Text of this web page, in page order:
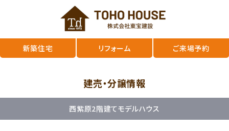
新築住宅 リフォーム ご来場予約
建売・分譲情報
西紫原2階建てモデルハウス